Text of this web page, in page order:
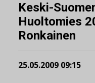
Keski-
Huoltomies
Ronkainen
25.05.2009 09:15